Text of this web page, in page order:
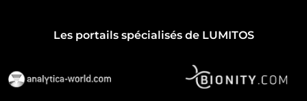
Les portails spécialisés de LUMITOS